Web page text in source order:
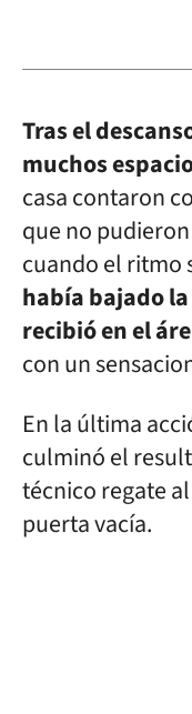
Tras el
muchos
casa contaron
que no
cuando el ritmo
había bajado
recibió en el
con un
En la última
culminó el
técnico regate
puerta vacía.